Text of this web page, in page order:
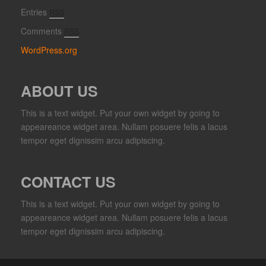
Entries
Comments
WordPress.org
ABOUT US
This is a text widget. Put your own widget by going to
appeareance widget area. Nullam posuere felis a lacus
tempor eget dignissim arcu adipiscing.
CONTACT US
This is a text widget. Put your own widget by going to
appeareance widget area. Nullam posuere felis a lacus
tempor eget dignissim arcu adipiscing.